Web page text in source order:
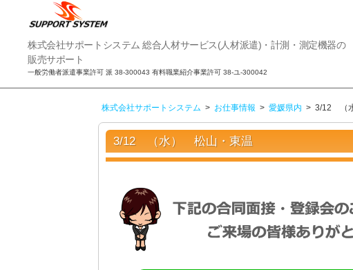
式
会
株式会社サポートシステム 総合人材サービス(人材派遣)・計測・測定機器の
販売サポート
一般労働者派遣事業許可 派 38-300043 有料職業紹介事業許可 38-ユ-300042
株式会社サポートシステム > お仕事情報 > 愛媛県内 > 3/12 （
3/12 （水） 松山・東温